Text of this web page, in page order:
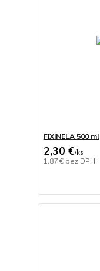
FIXINELA 500 ml
2,30 €/ks
1,87 € bez DPH